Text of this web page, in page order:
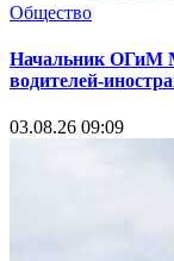
Общество
Начальник ОГиМ
водителей-
03.08.26 09:09